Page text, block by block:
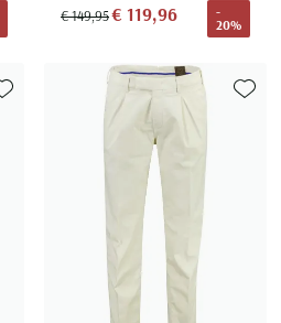
€ 149,95€ 119,96
-
20%
Toevoegen aan favorieten